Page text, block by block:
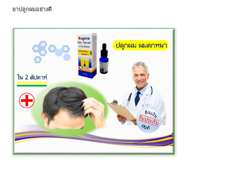
ยาปลูกผมอย่างดี